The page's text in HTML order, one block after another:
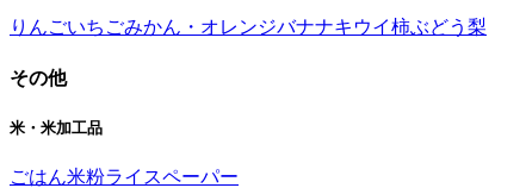
りんごいちごみかん・オレンジバナナキウイ柿ぶどう 梨
その他
米・米加工品
ごはん米粉ライスペーパー